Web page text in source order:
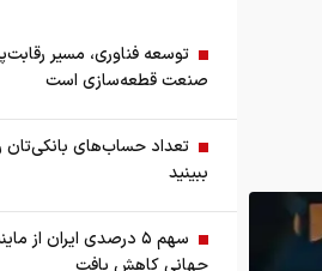
توسعه فناوری، مسیر
صنعت قطعه‌سازی است
تعداد حساب‌های بانکی‌تان
ببینید
سهم ۵ درصدی ایران از
جهانی کاهش یافت